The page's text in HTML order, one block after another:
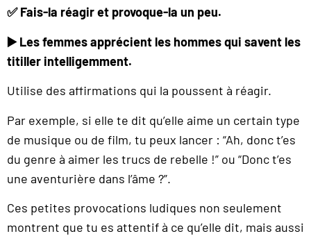
✅ Fais-la réagir et provoque-la un peu.
▶️ Les femmes apprécient les hommes qui savent les
titiller intelligemment.
Utilise des affirmations qui la poussent à réagir.
Par exemple, si elle te dit qu’elle aime un certain type
de musique ou de film, tu peux lancer : “Ah, donc t’es
du genre à aimer les trucs de rebelle !” ou “Donc t’es
une aventurière dans l’âme ?”.
Ces petites provocations ludiques non seulement
montrent que tu es attentif à ce qu’elle dit, mais aussi